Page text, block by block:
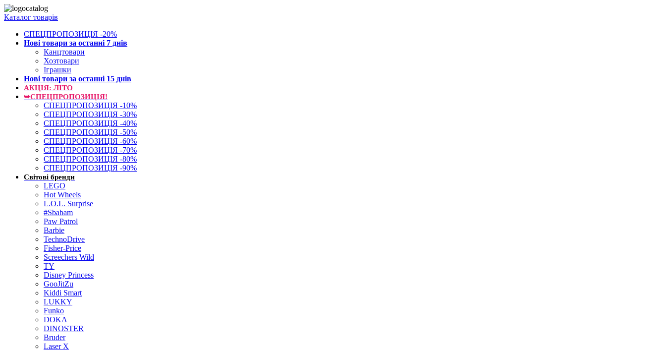
Каталог товарів
СПЕЦПРОПОЗИЦІЯ -20%
Нові товари за останнi 7 днiв
Канцтовари
Хозтовари
Іграшки
Нові товари за останнi 15 днiв
АКЦІЯ: ЛІТО
➥СПЕЦПРОПОЗИЦІЯ!
СПЕЦПРОПОЗИЦІЯ -10%
СПЕЦПРОПОЗИЦІЯ -30%
СПЕЦПРОПОЗИЦІЯ -40%
СПЕЦПРОПОЗИЦІЯ -50%
СПЕЦПРОПОЗИЦІЯ -60%
СПЕЦПРОПОЗИЦІЯ -70%
СПЕЦПРОПОЗИЦІЯ -80%
СПЕЦПРОПОЗИЦІЯ -90%
Світові бренди
LEGO
Hot Wheels
L.O.L. Surprise
#Sbabam
Paw Patrol
Barbie
TechnoDrive
Fisher-Price
Screechers Wild
TY
Disney Princess
GooJitZu
Kiddi Smart
LUKKY
Funko
DOKA
DINOSTER
Bruder
Laser X